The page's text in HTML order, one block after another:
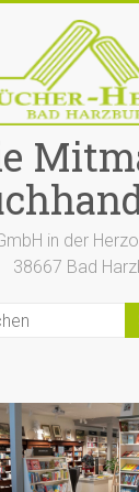
in der
38667 Bad